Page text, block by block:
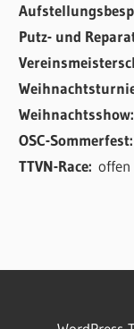
Putz- und
OSC-
TTVN-Race:offen